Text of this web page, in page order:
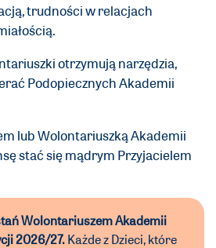
trudności w relacjach
otrzymują narzędzia,
Podopiecznych Akademii
lub Wolontariuszką Akademii
stać się mądrym Przyjacielem
Wolontariuszem Akademii
2026/27.Każde z Dzieci, które